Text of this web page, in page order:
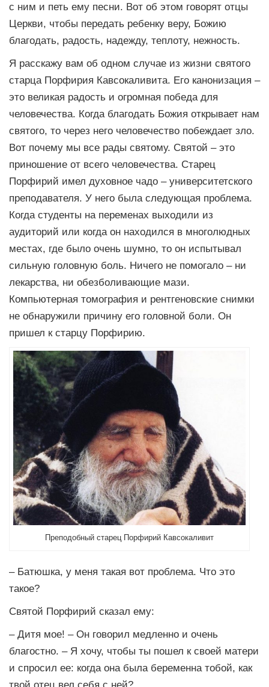
с ним и петь ему песни. Вот об этом говорят отцы
Церкви, чтобы передать ребенку веру, Божию
благодать, радость, надежду, теплоту, нежность.
Я расскажу вам об одном случае из жизни святого
старца Порфирия Кавсокаливита. Его канонизация –
это великая радость и огромная победа для
человечества. Когда благодать Божия открывает нам
святого, то через него человечество побеждает зло.
Вот почему мы все рады святому. Святой – это
приношение от всего человечества. Старец
Порфирий имел духовное чадо – университетского
преподавателя. У него была следующая проблема.
Когда студенты на переменах выходили из
аудиторий или когда он находился в многолюдных
местах, где было очень шумно, то он испытывал
сильную головную боль. Ничего не помогало – ни
лекарства, ни обезболивающие мази.
Компьютерная томография и рентгеновские снимки
не обнаружили причину его головной боли. Он
пришел к старцу Порфирию.
Преподобный старец Порфирий Кавсокаливит
– Батюшка, у меня такая вот проблема. Что это
такое?
Святой Порфирий сказал ему:
– Дитя мое! – Он говорил медленно и очень
благостно. – Я хочу, чтобы ты пошел к своей матери
и спросил ее: когда она была беременна тобой, как
твой отец вел себя с ней?